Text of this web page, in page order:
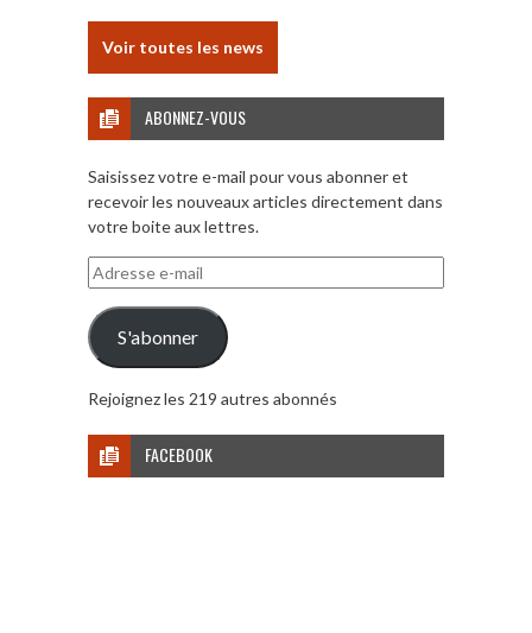
Voir toutes les news
ABONNEZ-VOUS
Saisissez votre e-mail pour vous abonner et
recevoir les nouveaux articles directement dans
votre boite aux lettres.
Adresse
e-
mail
S'abonner
Rejoignez les 219 autres abonnés
FACEBOOK